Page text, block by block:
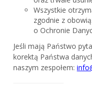
Wszystkie
zgodnie z
o Ochronie
Jeśli mają Państwo
korektą Państwa
naszym zespołem: